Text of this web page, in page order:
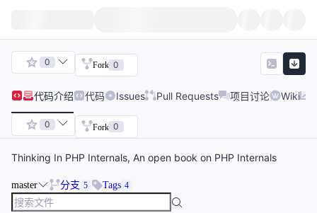
0 Fork 0
代码介绍 代码 Issues Pull Requests 项目讨论 Wiki
0 Fork 0
Thinking In PHP Internals, An open book on PHP Internals
master 分支 5 Tags 4